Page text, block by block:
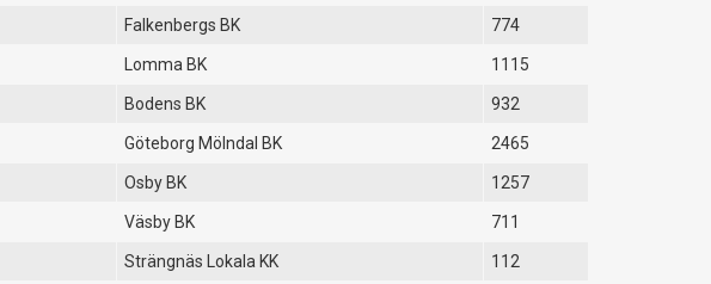
Falkenbergs BK 774
Lomma BK 1115
Bodens BK 932
Göteborg Mölndal BK 2465
Osby BK 1257
Väsby BK 711
Strängnäs Lokala KK 112